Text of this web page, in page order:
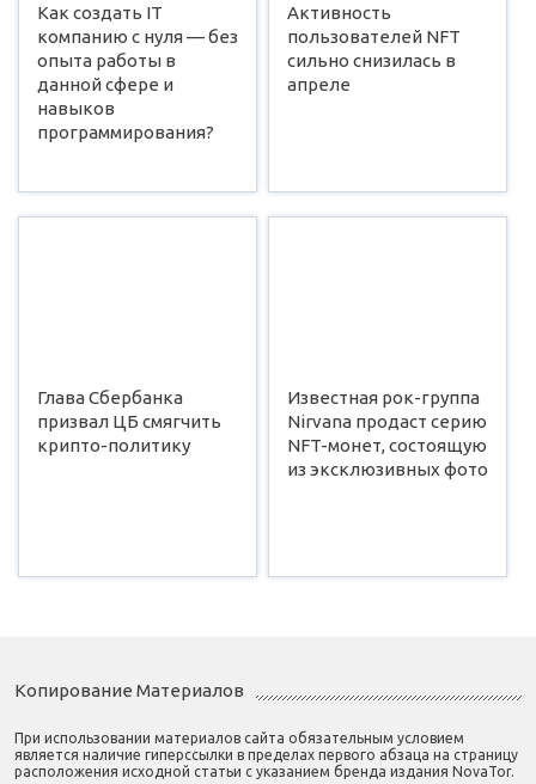
Как создать IT
компанию с нуля — без
опыта работы в
данной сфере и
навыков
программирования?
Активность
пользователей NFT
сильно снизилась в
апреле
Глава Сбербанка
призвал ЦБ смягчить
крипто-политику
Известная рок-группа
Nirvana продаст серию
NFT-монет, состоящую
из эксклюзивных фото
Копирование Материалов
При использовании материалов сайта обязательным условием
является наличие гиперссылки в пределах первого абзаца на страницу
расположения исходной статьи с указанием бренда издания NovaTor.